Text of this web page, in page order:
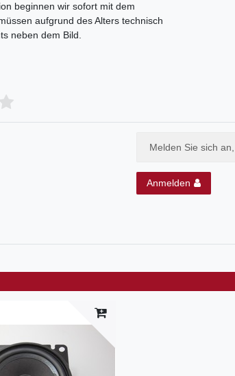
beginnen wir sofort mit dem
aufgrund des Alters technisch
neben dem Bild.
Melden Sie sich
Anmelden